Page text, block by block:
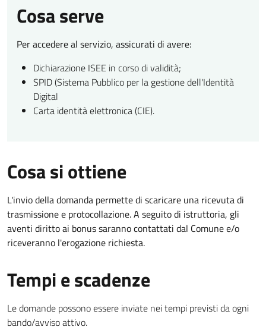
Cosa serve
Per accedere al servizio, assicurati di avere:
Dichiarazione ISEE in corso di validità;
SPID (Sistema Pubblico per la gestione dell'Identità
Digital
Carta identità elettronica (CIE).
Cosa si ottiene
L'invio della domanda permette di scaricare una ricevuta di
trasmissione e protocollazione. A seguito di istruttoria, gli
aventi diritto ai bonus saranno contattati dal Comune e/o
riceveranno l'erogazione richiesta.
Tempi e scadenze
Le domande possono essere inviate nei tempi previsti da ogni
bando/avviso attivo.